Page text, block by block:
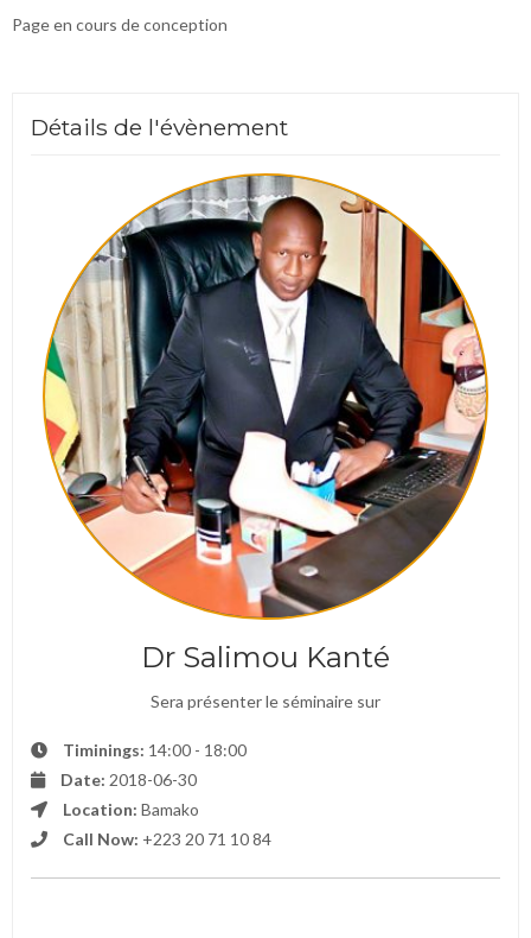
Page en cours de conception
Détails de l'évènement
Dr Salimou Kanté
Sera présenter le séminaire sur
Timinings: 14:00 - 18:00
Date: 2018-06-30
Location: Bamako
Call Now: +223 20 71 10 84